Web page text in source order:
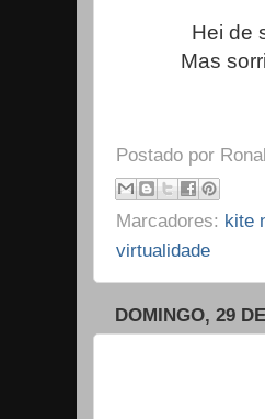
Hei de
Mas
Postado por
Marcadores: kite
virtualidade
DOMINGO, 29